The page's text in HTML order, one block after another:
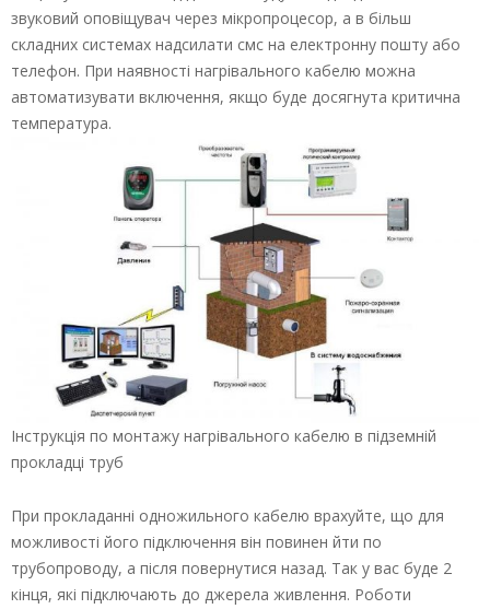
звуковий оповіщувач через мікропроцесор, а в більш
складних системах надсилати смс на електронну пошту або
телефон. При наявності нагрівального кабелю можна
автоматизувати включення, якщо буде досягнута критична
температура.
Інструкція по монтажу нагрівального кабелю в підземній
прокладці труб
При прокладанні одножильного кабелю врахуйте, що для
можливості його підключення він повинен йти по
трубопроводу, а після повернутися назад. Так у вас буде 2
кінця, які підключають до джерела живлення. Роботи